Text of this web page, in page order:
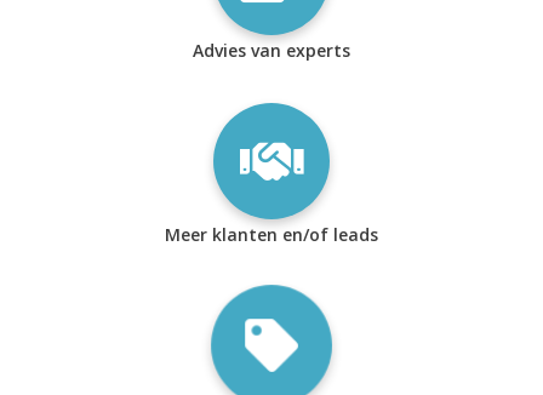
Advies van experts
Meer klanten en/of leads